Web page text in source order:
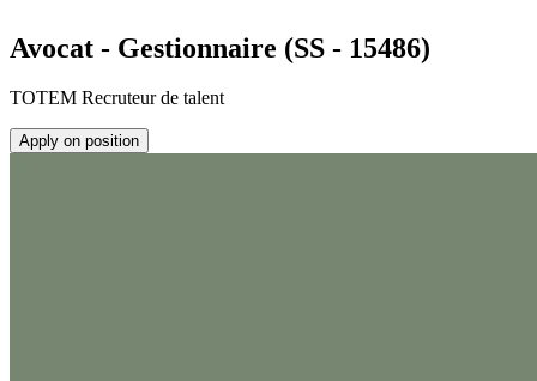
Avocat - Gestionnaire (SS - 15486)
TOTEM Recruteur de talent
Apply on position